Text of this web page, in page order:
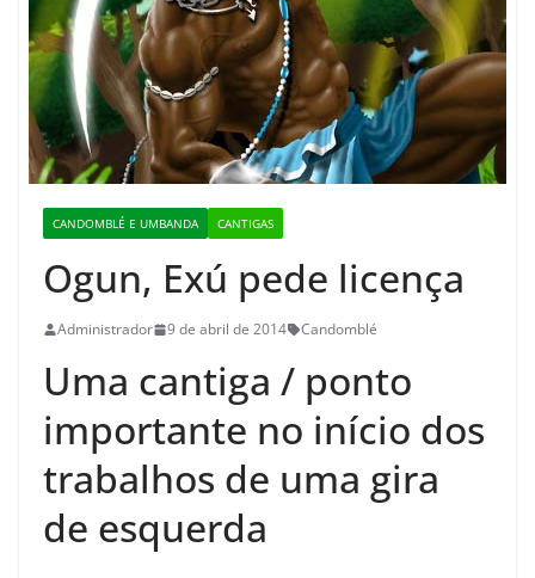
CANDOMBLÉ E UMBANDA CANTIGAS
Ogun, Exú pede licença
Administrador 9 de abril de 2014 Candomblé
Uma cantiga / ponto
importante no início dos
trabalhos de uma gira
de esquerda